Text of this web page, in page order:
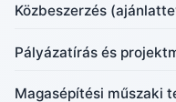
Közbeszerzés
Pályázatírás és
Magasépítési műszaki